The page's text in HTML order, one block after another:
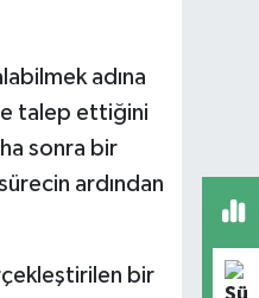
adına
talep ettiğini
sonra bir
ardından
bir